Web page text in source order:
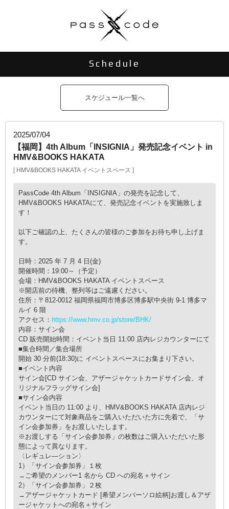
Schedule
スケジュール一覧へ
2025/07/04
【福岡】4th Album「INSIGNIA」発売記念イベント in
HMV&BOOKS HAKATA
HMV&BOOKS HAKATA イベントスペース
PassCode 4th Album「INSIGNIA」の発売を記念して、
HMV&BOOKS HAKATAにて、発売記念イベントを実施致しま
す！
以下ご確認の上、たくさんの皆様のご参加をお待ち申し上げま
す。
日時：2025 年 7 月 4 日(金)
開催時間：19:00～（予定）
会場：HMV&BOOKS HAKATA イベントスペース
※開店前の待機、整列等はご遠慮ください。
住所：〒812-0012 福岡県福岡市博多区博多駅中央街 9-1 博多マ
ルイ 6 階
アクセス： https://www.hmv.co.jp/store/BHK/
内容：サイン会
CD 販売開始時間：イベント当日 11:00 店内レジカウンターにて
■集合時間／集合場所
開始 30 分前(18:30)に イベントスペースにお集まり下さい。
■イベント内容
サイン会[CD サイン会、アザージャケットカードサイン会、オ
リジナルフラッグサイン会]
■サイン会内容
イベント当日の 11:00 より、HMV&BOOKS HAKATA 店内レジ
カウンターにて対象商品をご購入いただいた方に先着で、「サ
イン会参加券」をお渡しいたします。
※お渡しする「サイン会参加券」の枚数はご購入いただいた形
態によって異なります。
〈レギュレ―ション〉
1）「サイン会参加券」１枚
→ご希望のメンバー1 名から CD への宛名＋サイン
2）「サイン会参加券」２枚
→アザージャケットカード [希望メンバーソロ絵柄]お渡し＆アザ
ージャケットへの宛名＋サイン